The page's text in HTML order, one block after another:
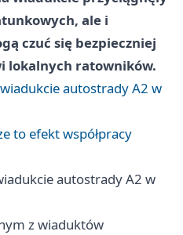
ale i
czuć się bezpieczniej
lokalnych ratowników.
autostrady A2 w
to efekt współpracy
autostrady A2 w
z wiaduktów